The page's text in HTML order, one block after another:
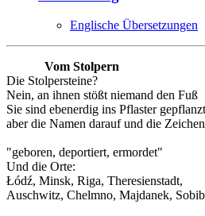
Englische Übersetzungen
Vom Stolpern
Die Stolpersteine?
Nein, an ihnen stößt niemand den Fuß
Sie sind ebenerdig ins Pflaster gepflanzt
aber die Namen darauf und die
"geboren, deportiert, ermordet"
Und die Orte:
Łódź, Minsk, Riga, Theresienstadt,
Auschwitz, Chelmno, Majdanek,